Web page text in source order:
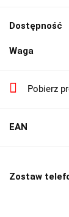
Dostępność
Waga
Pobierz
EAN
Zostaw